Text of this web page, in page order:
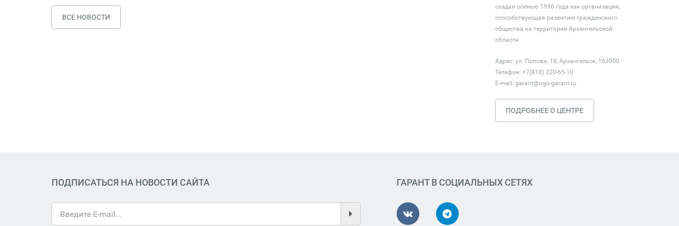
ВСЕ НОВОСТИ
создан осенью 1996 года как организация,
способствующая развитию гражданского
общества на территории Архангельской
области
Адрес: ул. Попова, 18, Архангельск, 163000
Телефон: +7(818) 220-65-10
E-mail: garant@ngo-garant.ru
ПОДРОБНЕЕ О ЦЕНТРЕ
ПОДПИСАТЬСЯ НА НОВОСТИ САЙТА ГАРАНТ В СОЦИАЛЬНЫХ СЕТЯХ